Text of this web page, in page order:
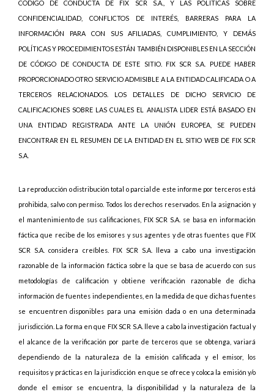
CÓDIGO DE CONDUCTA DE FIX SCR S.A., Y LAS POLÍTICAS SOBRE
CONFIDENCIALIDAD, CONFLICTOS DE INTERÉS, BARRERAS PARA LA
INFORMACIÓN PARA CON SUS AFILIADAS, CUMPLIMIENTO, Y DEMÁS
POLÍTICAS Y PROCEDIMIENTOS ESTÁN TAMBIÉN DISPONIBLES EN LA SECCIÓN
DE CÓDIGO DE CONDUCTA DE ESTE SITIO. FIX SCR S.A. PUEDE HABER
PROPORCIONADO OTRO SERVICIO ADMISIBLE A LA ENTIDAD CALIFICADA O A
TERCEROS RELACIONADOS. LOS DETALLES DE DICHO SERVICIO DE
CALIFICACIONES SOBRE LAS CUALES EL ANALISTA LIDER ESTÁ BASADO EN
UNA ENTIDAD REGISTRADA ANTE LA UNIÓN EUROPEA, SE PUEDEN
ENCONTRAR EN EL RESUMEN DE LA ENTIDAD EN EL SITIO WEB DE FIX SCR
S.A.
La reproducción o distribución total o parcial de este informe por terceros está
prohibida, salvo con permiso. Todos los derechos reservados. En la asignación y
el mantenimiento de sus calificaciones, FIX SCR S.A. se basa en información
fáctica que recibe de los emisores y sus agentes y de otras fuentes que FIX
SCR S.A. considera creíbles. FIX SCR S.A. lleva a cabo una investigación
razonable de la información fáctica sobre la que se basa de acuerdo con sus
metodologías de calificación y obtiene verificación razonable de dicha
información de fuentes independientes, en la medida de que dichas fuentes
se encuentren disponibles para una emisión dada o en una determinada
jurisdicción. La forma en que FIX SCR S.A. lleve a cabo la investigación factual y
el alcance de la verificación por parte de terceros que se obtenga, variará
dependiendo de la naturaleza de la emisión calificada y el emisor, los
requisitos y prácticas en la jurisdicción en que se ofrece y coloca la emisión y/o
donde el emisor se encuentra, la disponibilidad y la naturaleza de la